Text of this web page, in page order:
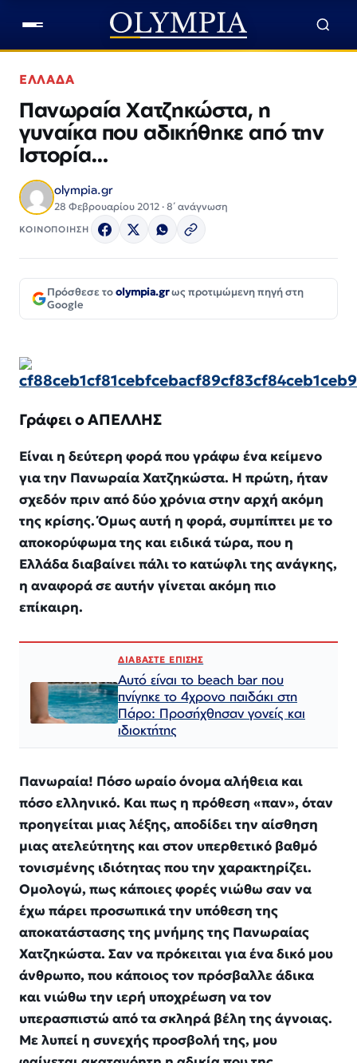
ΕΛΛΑΔΑ
Πανωραία Χατζηκώστα, η
γυναίκα που αδικήθηκε από την
Ιστορία…
olympia.gr
28 Φεβρουαρίου 2012 · 8΄ ανάγνωση
ΚΟΙΝΟΠΟΙΗΣΗ
Πρόσθεσε τοolympia.grως προτιμώμενη πηγή στη
Google
Γράφει ο ΑΠΕΛΛΗΣ
Είναι η δεύτερη φορά που γράφω ένα κείμενο
για την Πανωραία Χατζηκώστα. Η πρώτη, ήταν
σχεδόν πριν από δύο χρόνια στην αρχή ακόμη
της κρίσης. Όμως αυτή η φορά, συμπίπτει με το
αποκορύφωμα της και ειδικά τώρα, που η
Ελλάδα διαβαίνει πάλι το κατώφλι της ανάγκης,
η αναφορά σε αυτήν γίνεται ακόμη πιο
επίκαιρη.
ΔΙΑΒΑΣΤΕ ΕΠΙΣΗΣ
Αυτό είναι το beach bar που
πνίγηκε το 4χρονο παιδάκι στη
Πάρο: Προσήχθησαν γονείς και
ιδιοκτήτης
Πανωραία! Πόσο ωραίο όνομα αλήθεια και
πόσο ελληνικό. Και πως η πρόθεση «παν», όταν
προηγείται μιας λέξης, αποδίδει την αίσθηση
μιας ατελεύτητης και στον υπερθετικό βαθμό
τονισμένης ιδιότητας που την χαρακτηρίζει.
Ομολογώ, πως κάποιες φορές νιώθω σαν να
έχω πάρει προσωπικά την υπόθεση της
αποκατάστασης της μνήμης της Πανωραίας
Χατζηκώστα. Σαν να πρόκειται για ένα δικό μου
άνθρωπο, που κάποιος τον πρόσβαλλε άδικα
και νιώθω την ιερή υποχρέωση να τον
υπερασπιστώ από τα σκληρά βέλη της άγνοιας.
Με λυπεί η συνεχής προσβολή της, μου